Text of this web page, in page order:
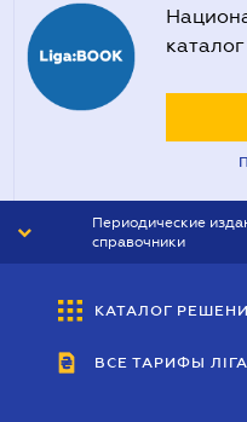
Периодические
справочники
ВЕСТНИК МСФО
КАТАЛОГ
ВСЕ ТАРИФЫ